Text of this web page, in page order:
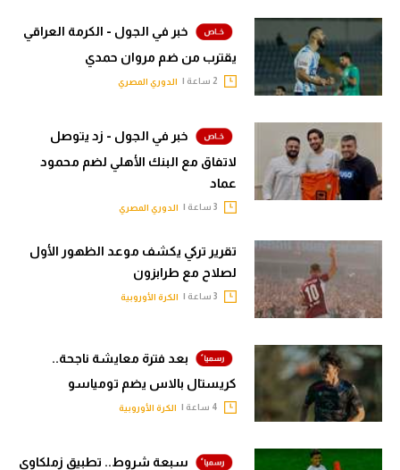
خبر في الجول - الكرمة العراقي
يقترب من ضم مروان حمدي
الدوري المصري
خبر في الجول - زد يتوصل
لاتفاق مع البنك الأهلي لضم محمود
عماد
الدوري المصري
تقرير تركي يكشف موعد الظهور الأول
لصلاح مع طرابزون
الكرة الأوروبية
بعد فترة معايشة ناجحة..
كريستال بالاس يضم تومياسو
الكرة الأوروبية
سبعة شروط.. تطبيق زملكاوي